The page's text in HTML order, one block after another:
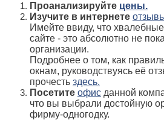
Проанализируйте цены.
Изучите в интернете
Имейте ввиду, что
сайте - это абсолютно не
организации.
Подробнее о том, как
окнам, руководствуясь её
прочесть здесь.
Посетите офисданной
что вы выбрали достойную
фирму-одногодку.